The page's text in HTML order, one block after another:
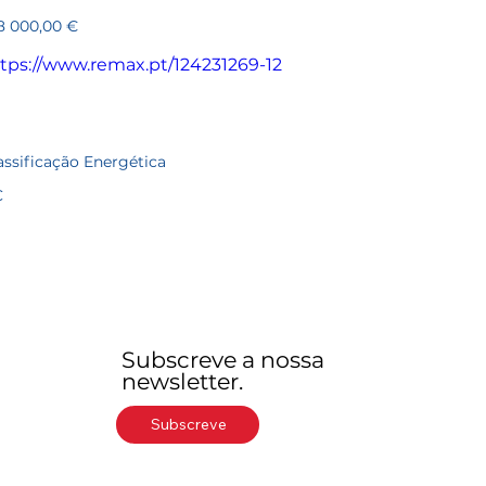
000,00 €
www.remax.pt/124231269-12
Energética
Subscreve a nossa
newsletter.
Subscreve